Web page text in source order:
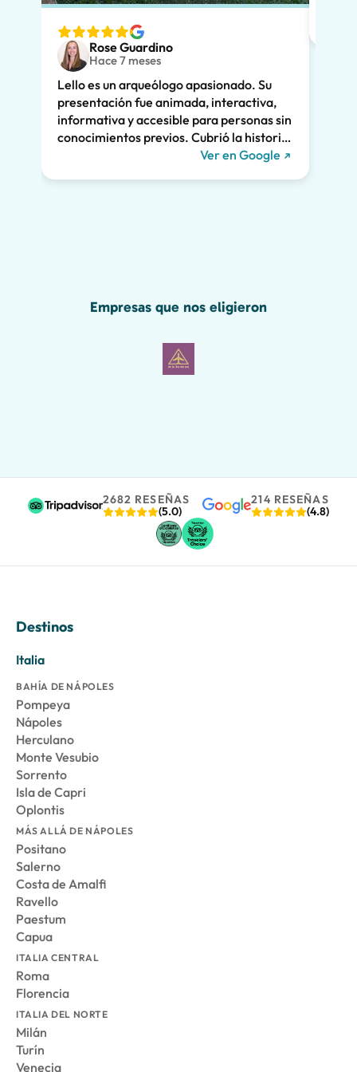
Rose Guardino
Hace 7 meses
Lello es un arqueólogo apasionado. Su
presentación fue animada, interactiva,
informativa y accesible para personas sin
conocimientos previos. Cubrió la historia
de Pompeya y la vinculó a la vida actual.
Ver en Google
Empresas que nos eligieron
2682 RESEÑAS
(5.0)
214 RESEÑAS
(4.8)
Destinos
Italia
BAHÍA DE NÁPOLES
Pompeya
Nápoles
Herculano
Monte Vesubio
Sorrento
Isla de Capri
Oplontis
MÁS ALLÁ DE NÁPOLES
Positano
Salerno
Costa de Amalfi
Ravello
Paestum
Capua
ITALIA CENTRAL
Roma
Florencia
ITALIA DEL NORTE
Milán
Turín
Venecia